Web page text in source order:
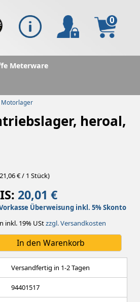
0
Meterware
Motorlager
heroal,
€ / 1 Stück)
20,01 €
Überweisung inkl. 5% Skonto
inkl. 19% UStzzgl. Versandkosten
Versandfertig in 1-2 Tagen
94401517